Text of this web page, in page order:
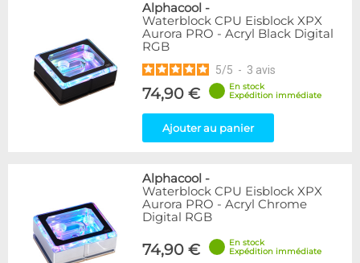
Alphacool -
Waterblock CPU Eisblock XPX
Aurora PRO - Acryl Black Digital
RGB
5/5 - 3 avis
74,90 €
En stock
Expédition immédiate
Ajouter au panier
Alphacool -
Waterblock CPU Eisblock XPX
Aurora PRO - Acryl Chrome
Digital RGB
74,90 €
En stock
Expédition immédiate